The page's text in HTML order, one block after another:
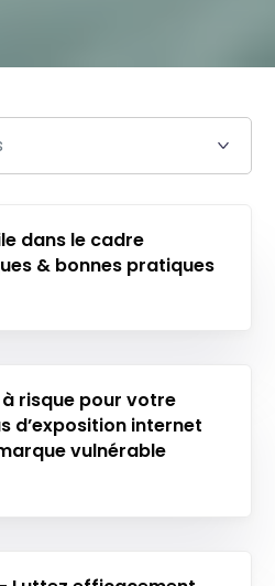
dans le cadre
& bonnes pratiques
risque pour votre
d’exposition internet
vulnérable